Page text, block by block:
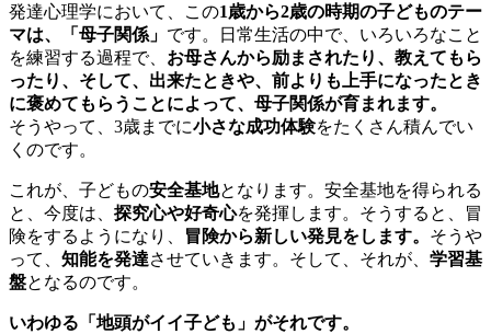
発達心理学において、この1歳から2歳の時期の子どものテー
マは、「母子関係」 です。日常生活の中で、いろいろなこと
を練習する過程で、 お母さんから励まされたり、教えてもら
ったり、そして、出来たときや、前よりも上手になったとき
に褒めてもらうことによって、母子関係が育まれます。
そうやって、3歳までに小さな成功体験をたくさん積んでい
くのです。
これが、子どもの安全基地となります。安全基地を得られる
と、今度は、 探究心や好奇心を発揮します。そうすると、冒
険をするようになり、
冒険から新しい発見をします。 そうや
って、 知能を発達させていきます。そして、それが、 学習基
盤となるのです。
いわゆる「地頭がイイ子ども」がそれです。